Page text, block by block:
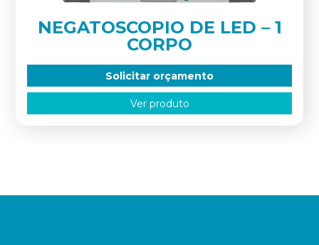
NEGATOSCOPIO DE LED – 1
CORPO
Solicitar orçamento
Ver produto